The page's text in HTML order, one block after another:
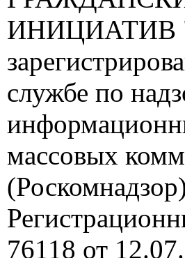
ИНИЦИАТИВ
службе по
массовых
76118 от